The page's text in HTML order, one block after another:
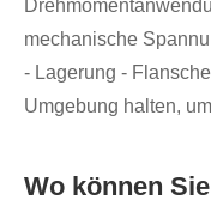
mechanische
- Lagerung -
Umgebung halten,
Wo können